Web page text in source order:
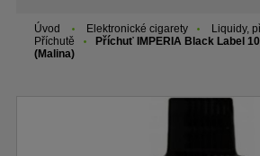
Úvod Elektronické cigarety
Liquidy,
Příchutě
Příchuť IMPERIA Black Label
(Malina)